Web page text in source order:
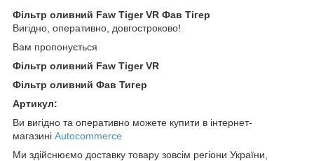
Фільтр оливний Faw Tiger VR Фав Тігер
Вигідно, оперативно, довгостроково!
Вам пропонується
Фільтр оливний Faw Tiger VR
Фільтр оливний Фав Тигер
Артикул:
Ви вигідно та оперативно можете купити в інтернет-
магазині Autocommerce
Ми здійснюємо доставку товару зовсім регіони України,